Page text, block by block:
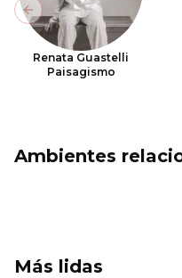
Renata Guastelli
Paisagismo
Previous slide
Ambientes
Más lidas